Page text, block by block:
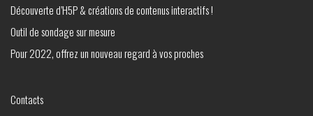
Découverte d’H5P & créations de contenus interactifs !
Outil de sondage sur mesure
Pour 2022, offrez un nouveau regard à vos proches
Contacts